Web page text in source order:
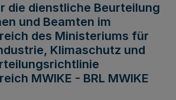
die dienstliche Beurteilung
und Beamten im
des Ministeriums für
Klimaschutz und
MWIKE - BRL MWIKE